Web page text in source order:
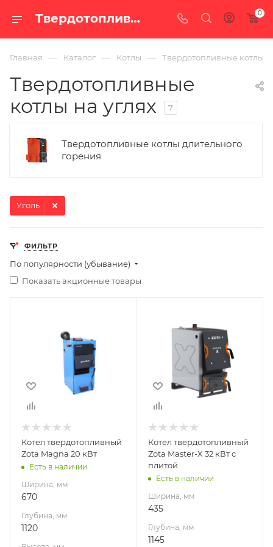
Твердотопливные котлы на углях — купить в Екатеринбурге, цены в интернет-магазине «100 печей.ру» 0
Главная — Каталог — Котлы — Твердотопливные котлы
Твердотопливные
котлы на углях
7
Твердотопливные котлы длительного
горения
Уголь
ФИЛЬТР
По популярности (убывание)
Показать акционные товары
Глубина, мм
1325
Толщина метала
Материал
изготовления
Сталь
Вид топлива
Дрова, брикеты,
Диаметр дымохода,
Котел твердотопливный
Zota Magna 20 кВт
Есть в наличии
Ширина, мм
670
Глубина, мм
1120
Глубина, мм
Высота, мм
785
Котел твердотопливный
Zota Master-X 32 кВт с
плитой
Есть в наличии
Ширина, мм
435
Глубина, мм
1145